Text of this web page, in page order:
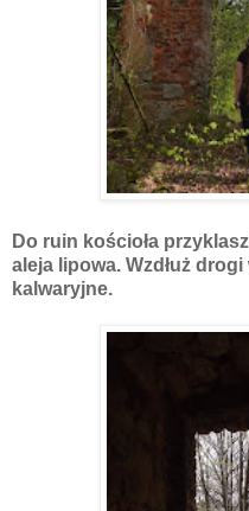
Do ruin kościoła
aleja lipowa. Wzdłuż
kalwaryjne.